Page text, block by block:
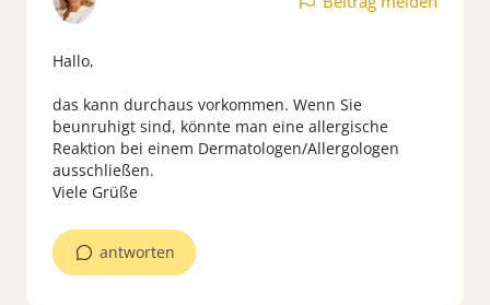
Hallo,
das kann durchaus vorkommen. Wenn Sie
beunruhigt sind, könnte man eine allergische
Reaktion bei einem Dermatologen/Allergologen
ausschließen.
Viele Grüße
antworten